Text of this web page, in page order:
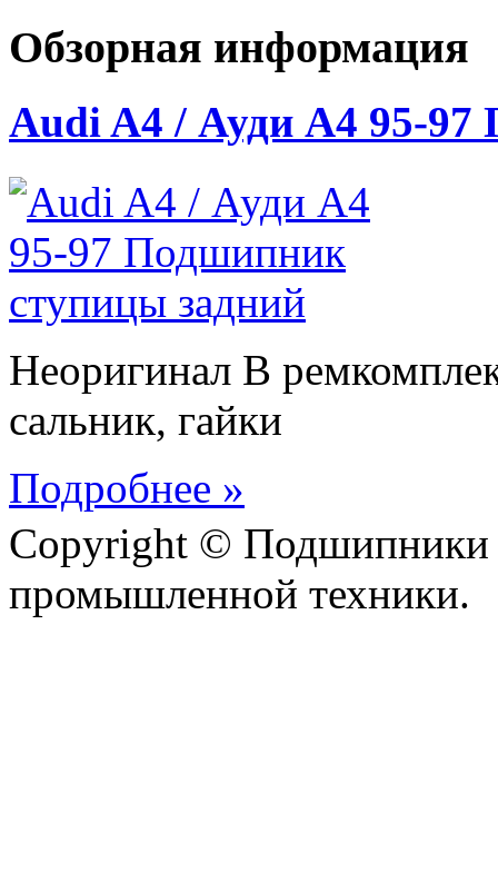
Обзорная информация
Audi A4 / Ауди А4 95-97
Неоригинал В
сальник, гайки
Подробнее »
Copyright © Подшипники
промышленной техники.